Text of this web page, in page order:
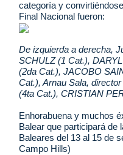
categoría y
Final Nacional fueron:
De izquierda a derecha,
SCHULZ (1 Cat.),
(2da Cat.), JACOBO
Cat.), Arnau Sala,
(4ta Cat.), CRISTIAN
Enhorabuena y muchos
Balear que participará de
Baleares del 13 al 15 de
Campo Hills)